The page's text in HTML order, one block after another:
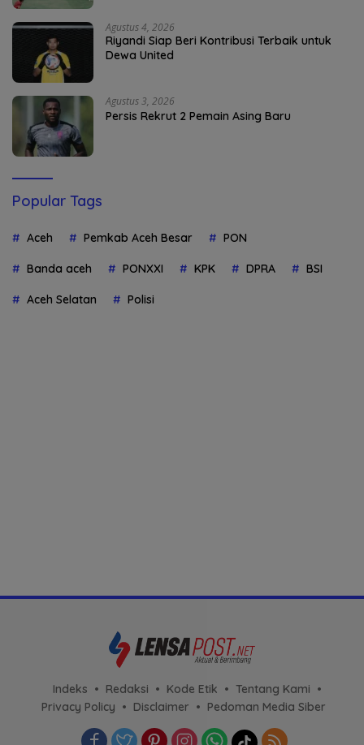
Agustus 4, 2026
Riyandi Siap Beri Kontribusi Terbaik untuk
Dewa United
Agustus 3, 2026
Persis Rekrut 2 Pemain Asing Baru
Popular Tags
Aceh Pemkab Aceh Besar PON
Banda aceh PONXXI KPK DPRA BSI
Aceh Selatan Polisi
Indeks Redaksi Kode Etik
Tentang Kami
Privacy Policy
Disclaimer Pedoman Media Siber